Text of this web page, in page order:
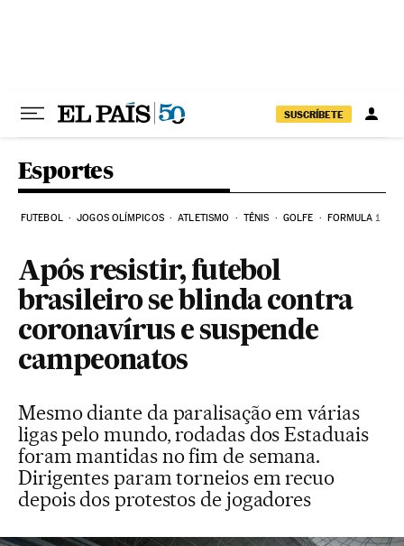
SUSCRÍBETE
Esportes
FUTEBOL JOGOS OLÍMPICOS ATLETISMO TÊNIS GOLFE FORMULA 1
Após resistir, futebol
brasileiro se blinda contra
coronavírus e suspende
campeonatos
Mesmo diante da paralisação em várias
ligas pelo mundo, rodadas dos Estaduais
foram mantidas no fim de semana.
Dirigentes param torneios em recuo
depois dos protestos de jogadores